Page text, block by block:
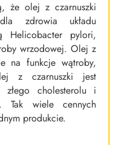
że olej z czarnuszki
zdrowia układu
Helicobacter pylori,
wrzodowej. Olej z
na funkcje wątroby,
z czarnuszki jest
złego cholesterolu i
Tak wiele cennych
produkcie.